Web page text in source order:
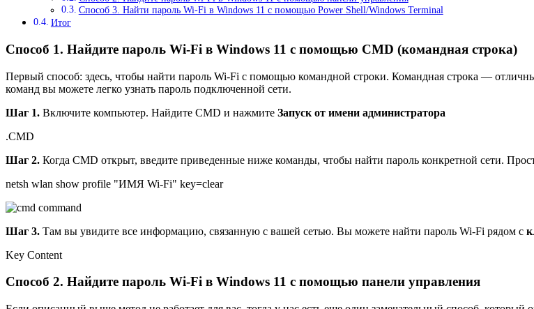
Способ 3. Найти пароль Wi-Fi в Windows 11 с помощью Power Shell/Windows Terminal
Итог
Способ 1. Найдите пароль Wi-Fi в Windows 11 с помощью CMD (командная строка)
Первый способ: здесь, чтобы найти пароль Wi-Fi с помощью командной строки. Командная строка —
команд вы можете легко узнать пароль подключенной сети.
Шаг 1. Включите компьютер. Найдите CMD и нажмите Запуск от имени администратора
.CMD
Шаг 2. Когда CMD открыт, введите приведенные ниже команды, чтобы найти пароль конкретной сети.
netsh wlan show profile "ИМЯ Wi-Fi" key=clear
Шаг 3. Там вы увидите все информацию, связанную с вашей сетью. Вы можете найти пароль Wi-Fi рядом с
Key Content
Способ 2. Найдите пароль Wi-Fi в Windows 11 с помощью панели управления